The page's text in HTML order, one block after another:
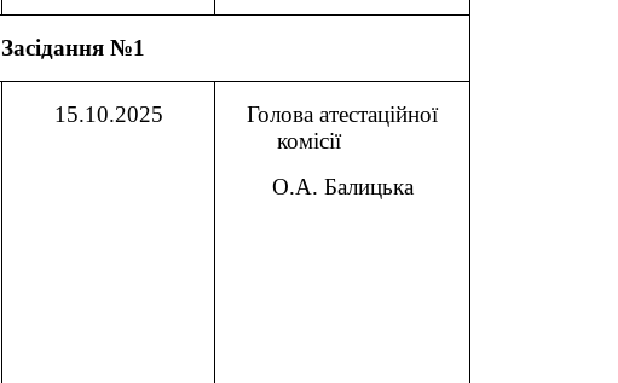
Засідання №1
15.10.2025
Голова атестаційної
комісії
О.А. Балицька